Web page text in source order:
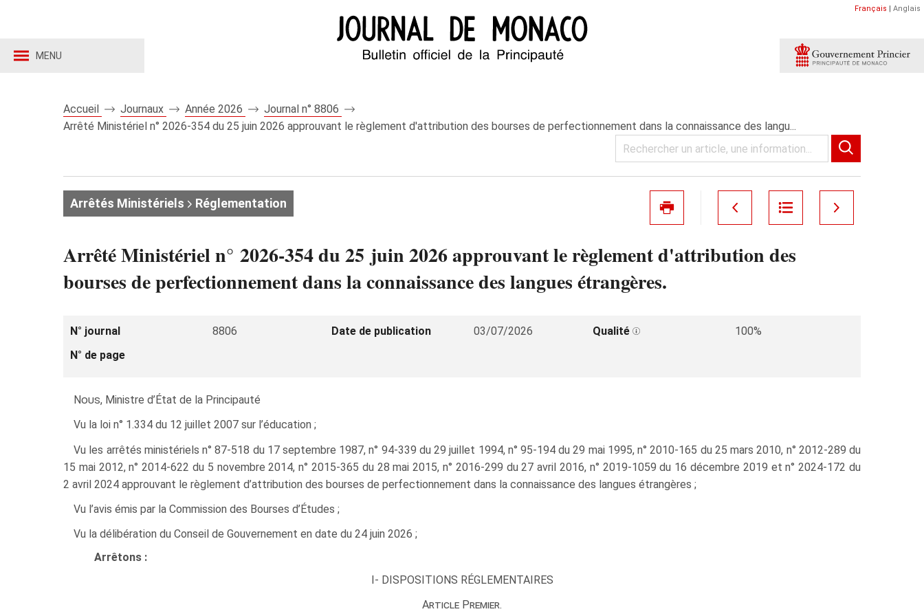
MENU
Français | Anglais
Accueil Journaux Année 2026
Journal n° 8806
Arrêté Ministériel n° 2026‑354 du 25 juin 2026 approuvant le règlement d'attribution des bourses de perfectionnement dans la connaissance des langu...
Arrêtés Ministériels Réglementation
Arrêté Ministériel n° 2026‑354 du 25 juin 2026 approuvant le règlement d'attribution des
bourses de perfectionnement dans la connaissance des langues étrangères.
N° journal 8806 Date de publication 03/07/2026 Qualité
100%
N° de page
Nous, Ministre d’État de la Principauté
Vu la loi n° 1.334 du 12 juillet 2007 sur l’éducation ;
Vu les arrêtés ministériels n° 87‑518 du 17 septembre 1987, n° 94‑339 du 29 juillet 1994, n° 95‑194 du 29 mai 1995, n° 2010‑165 du 25 mars 2010, n° 2012‑289 du
15 mai 2012, n° 2014‑622 du 5 novembre 2014, n° 2015‑365 du 28 mai 2015, n° 2016‑299 du 27 avril 2016, n° 2019‑1059 du 16 décembre 2019 et n° 2024‑172 du
2 avril 2024 approuvant le règlement d’attribution des bourses de perfectionnement dans la connaissance des langues étrangères ;
Vu l’avis émis par la Commission des Bourses d’Études ;
Vu la délibération du Conseil de Gouvernement en date du 24 juin 2026 ;
Arrêtons :
I- DISPOSITIONS RÉGLEMENTAIRES
Article Premier.